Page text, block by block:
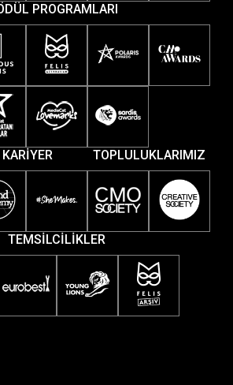
PROGRAMLARI
TOPLULUKLARIMIZ
TEMSİLCİLİKLER